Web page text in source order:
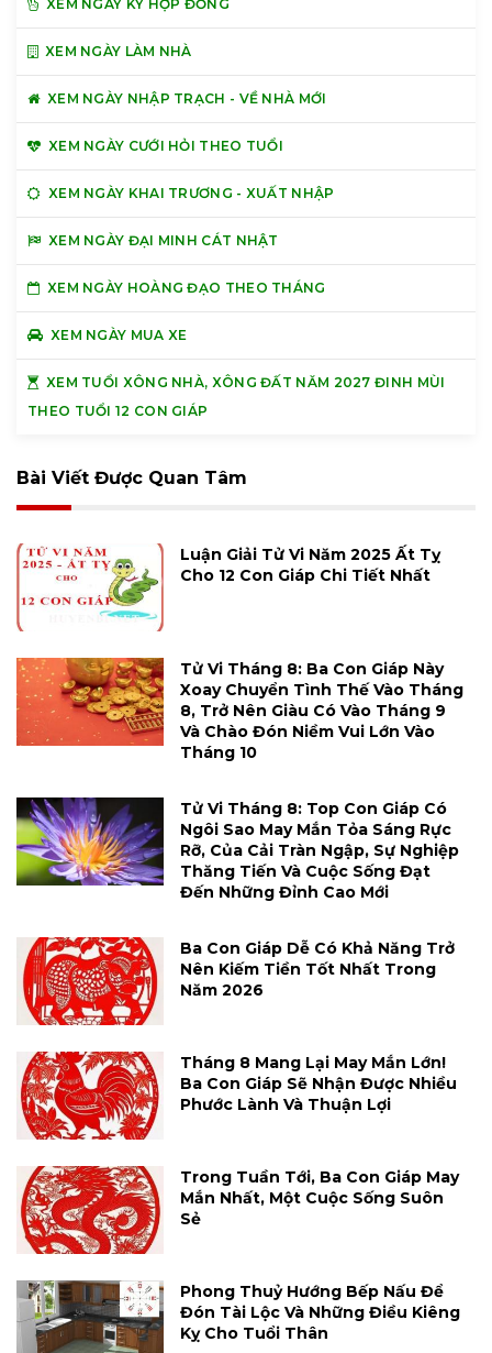
XEM NGÀY KÝ HỢP ĐỒNG
XEM NGÀY LÀM NHÀ
XEM NGÀY NHẬP TRẠCH - VỀ NHÀ MỚI
XEM NGÀY CƯỚI HỎI THEO TUỔI
XEM NGÀY KHAI TRƯƠNG - XUẤT NHẬP
XEM NGÀY ĐẠI MINH CÁT NHẬT
XEM NGÀY HOÀNG ĐẠO THEO THÁNG
XEM NGÀY MUA XE
XEM TUỔI XÔNG NHÀ, XÔNG ĐẤT NĂM 2027 ĐINH MÙI
THEO TUỔI 12 CON GIÁP
Bài Viết Được Quan Tâm
Luận Giải Tử Vi Năm 2025 Ất Tỵ
Cho 12 Con Giáp Chi Tiết Nhất
Tử Vi Tháng 8: Ba Con Giáp Này
Xoay Chuyển Tình Thế Vào Tháng
8, Trở Nên Giàu Có Vào Tháng 9
Và Chào Đón Niềm Vui Lớn Vào
Tháng 10
Tử Vi Tháng 8: Top Con Giáp Có
Ngôi Sao May Mắn Tỏa Sáng Rực
Rỡ, Của Cải Tràn Ngập, Sự Nghiệp
Thăng Tiến Và Cuộc Sống Đạt
Đến Những Đỉnh Cao Mới
Ba Con Giáp Dễ Có Khả Năng Trở
Nên Kiếm Tiền Tốt Nhất Trong
Năm 2026
Tháng 8 Mang Lại May Mắn Lớn!
Ba Con Giáp Sẽ Nhận Được Nhiều
Phước Lành Và Thuận Lợi
Trong Tuần Tới, Ba Con Giáp May
Mắn Nhất, Một Cuộc Sống Suôn
Sẻ
Phong Thuỷ Hướng Bếp Nấu Để
Đón Tài Lộc Và Những Điều Kiêng
Kỵ Cho Tuổi Thân